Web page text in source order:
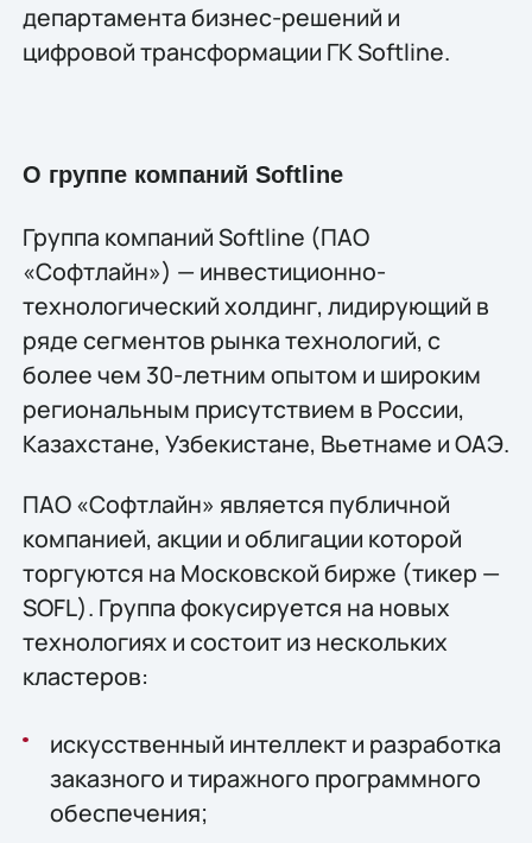
департамента бизнес-решений и
цифровой трансформации ГК Softline.
О группе компаний Softline
Группа компаний Softline (ПАО
«Софтлайн») — инвестиционно-
технологический холдинг, лидирующий в
ряде сегментов рынка технологий, c
более чем 30-летним опытом и широким
региональным присутствием в России,
Казахстане, Узбекистане, Вьетнаме и ОАЭ.
ПАО «Софтлайн» является публичной
компанией, акции и облигации которой
торгуются на Московской бирже (тикер —
SOFL). Группа фокусируется на новых
технологиях и состоит из нескольких
кластеров:
искусственный интеллект и разработка
заказного и тиражного программного
обеспечения;